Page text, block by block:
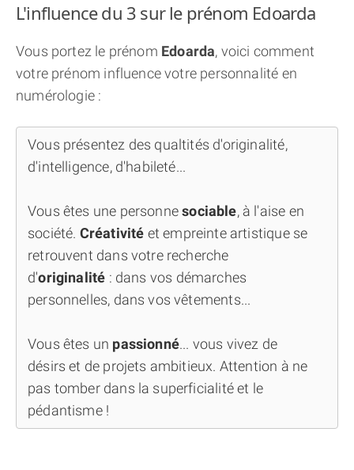
L'influence du 3 sur le prénom Edoarda
Vous portez le prénom Edoarda, voici comment
votre prénom influence votre personnalité en
numérologie :
Vous présentez des qualtités d'originalité,
d'intelligence, d'habileté...
Vous êtes une personnesociable, à l'aise en
société. Créativité et empreinte artistique se
retrouvent dans votre recherche
d'originalité : dans vos démarches
personnelles, dans vos vêtements...
Vous êtes un passionné... vous vivez de
désirs et de projets ambitieux. Attention à ne
pas tomber dans la superficialité et le
pédantisme !